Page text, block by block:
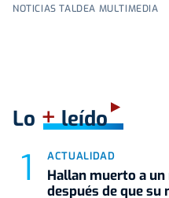
NOTICIAS TALDEA MULTIMEDIA
Lo +leído
ACTUALIDAD
Hallan muerto a
después de que su